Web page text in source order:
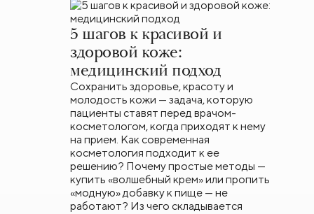
5 шагов к красивой и
здоровой коже:
медицинский подход
Сохранить здоровье, красоту и
молодость кожи — задача, которую
пациенты ставят перед врачом-
косметологом, когда приходят к нему
на прием. Как современная
косметология подходит к ее
решению? Почему простые методы —
купить «волшебный крем» или пропить
«модную» добавку к пище — не
работают? Из чего складывается